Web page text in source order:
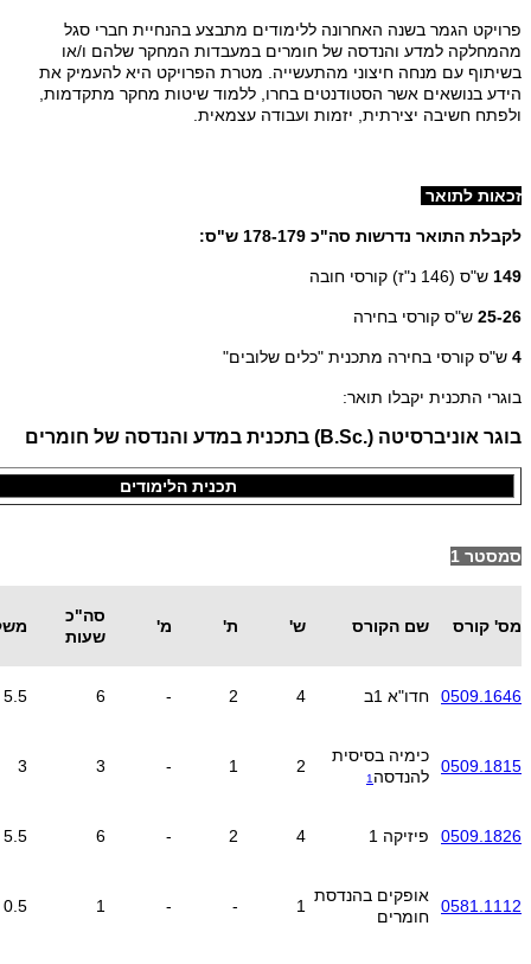
פרויקט הגמר בשנה האחרונה ללימודים מתבצע בהנחיית חברי סגל
מהמחלקה למדע והנדסה של חומרים במעבדות המחקר שלהם ו/או
בשיתוף עם מנחה חיצוני מהתעשייה. מטרת הפרויקט היא להעמיק את
הידע בנושאים אשר הסטודנטים בחרו, ללמוד שיטות מחקר מתקדמות,
ולפתח חשיבה יצירתית, יזמות ועבודה עצמאית.
זכאות לתואר
לקבלת התואר נדרשות סה"כ 178-179 ש"ס:
149 ש"ס (146 נ"ז) קורסי חובה
25-26 ש"ס קורסי בחירה
4 ש"ס קורסי בחירה מתכנית "כלים שלובים"
בוגרי התכנית יקבלו תואר:
בוגר אוניברסיטה (.B.Sc) בתכנית במדע והנדסה של חומרים
תכנית הלימודים
סמסטר 1
מס' קורס שם הקורס ש' ת' מ'
סה"כ
שעות
0509.1646 חדו"א 1ב 4
2
-
6
5.5
0509.1815
כימיה בסיסית
להנדסה 1
2
1
-
3
3
0509.1826 פיזיקה 1 4
2
-
6
5.5
0581.1112
אופקים בהנדסת
חומרים
1
-
-
1
0.5